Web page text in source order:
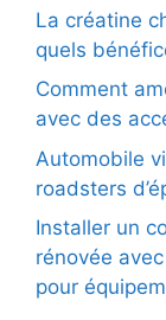
La créatine
quels
Comment
avec des
Automobile
roadsters
Installer un
rénovée
pour